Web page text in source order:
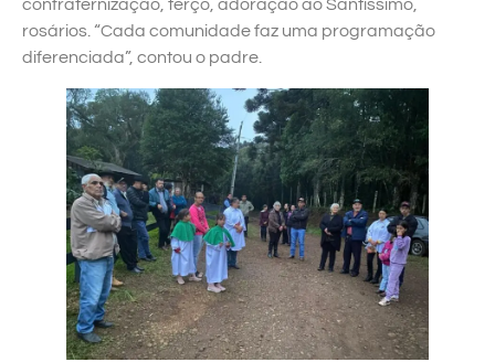
confraternização, terço, adoração ao Santíssimo,
rosários. “Cada comunidade faz uma programação
diferenciada”, contou o padre.